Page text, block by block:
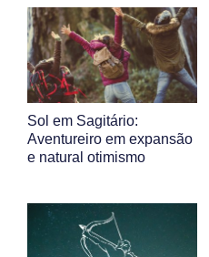
Sol em Sagitário:
Aventureiro em expansão
e natural otimismo